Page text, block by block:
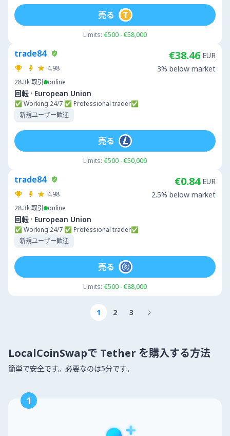
Limits: €500 - €58,000
売る
trade84
4.98
28.3k取引 online
回転 · European Union
✅ Working 24/7 ✅ Professional trader✅
新規ユーザー歓迎
€38.46 EUR
3% below market
Limits: €500 - €50,000
売る
trade84
4.98
28.3k取引 online
回転 · European Union
✅ Working 24/7 ✅ Professional trader✅
新規ユーザー歓迎
€0.84 EUR
2.5% below market
Limits: €500 - €88,000
売る
1 2 3 
LocalCoinSwapで Tether を購入する方法
簡単で安全です。必要なのは5分です。
1